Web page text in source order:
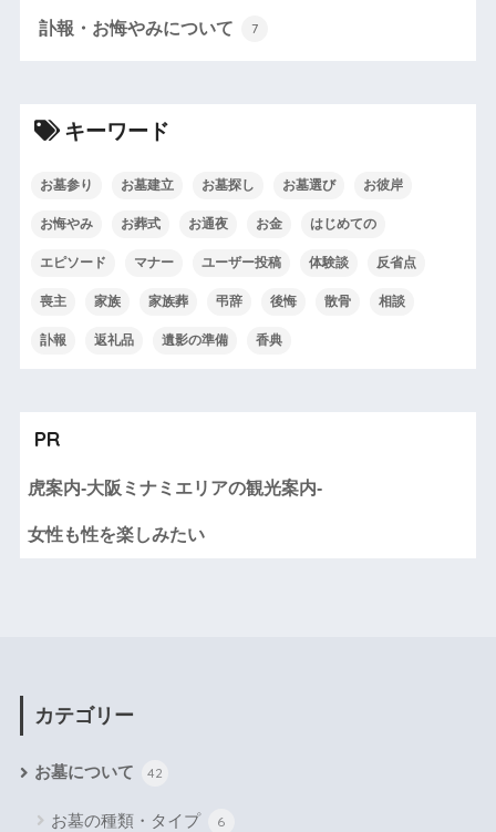
訃報・お悔やみについて 7
キーワード
お墓参り お墓建立 お墓探し お墓選び お彼岸
お悔やみ お葬式 お通夜 お金 はじめての
エピソード マナー ユーザー投稿 体験談 反省点
喪主 家族 家族葬 弔辞 後悔 散骨 相談
訃報 返礼品 遺影の準備 香典
PR
虎案内-大阪ミナミエリアの観光案内-
女性も性を楽しみたい
カテゴリー
お墓について 42
お墓の種類・タイプ 6